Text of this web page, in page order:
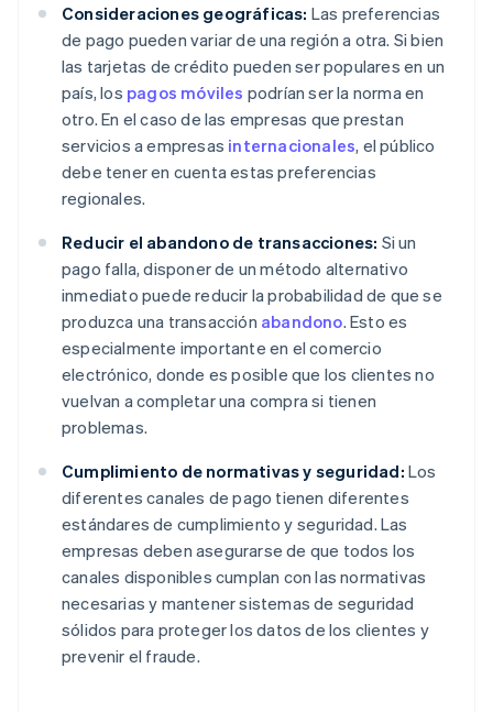
Consideraciones geográficas: Las preferencias
de pago pueden variar de una región a otra. Si bien
las tarjetas de crédito pueden ser populares en un
país, los pagos móviles podrían ser la norma en
otro. En el caso de las empresas que prestan
servicios a empresas internacionales, el público
debe tener en cuenta estas preferencias
regionales.
Reducir el abandono de transacciones: Si un
pago falla, disponer de un método alternativo
inmediato puede reducir la probabilidad de que se
produzca una transacción abandono. Esto es
especialmente importante en el comercio
electrónico, donde es posible que los clientes no
vuelvan a completar una compra si tienen
problemas.
Cumplimiento de normativas y seguridad: Los
diferentes canales de pago tienen diferentes
estándares de cumplimiento y seguridad. Las
empresas deben asegurarse de que todos los
canales disponibles cumplan con las normativas
necesarias y mantener sistemas de seguridad
sólidos para proteger los datos de los clientes y
prevenir el fraude.